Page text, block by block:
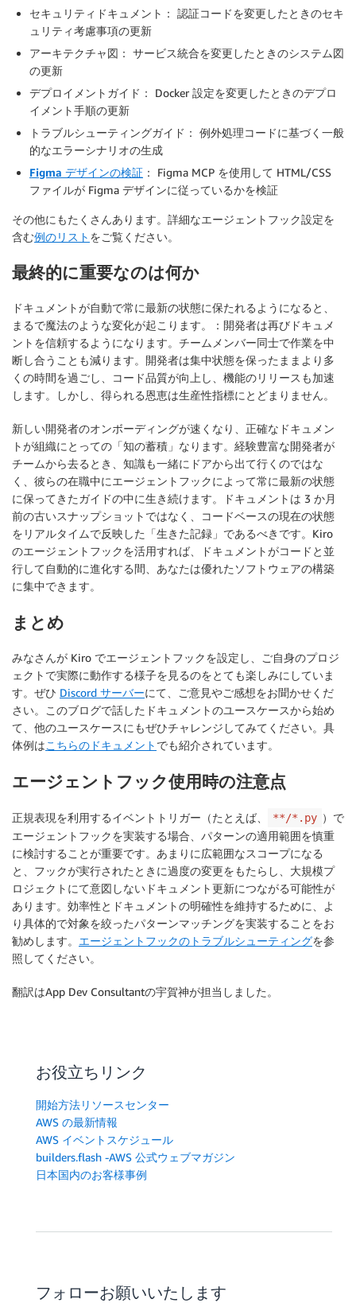
セキュリティドキュメント： 認証コードを変更したときのセキ
ュリティ考慮事項の更新
アーキテクチャ図： サービス統合を変更したときのシステム図
の更新
デプロイメントガイド：
Docker 設定を変更したときのデプロ
イメント手順の更新
トラブルシューティングガイド： 例外処理コードに基づく一般
的なエラーシナリオの生成
Figma デザインの検証 ：
Figma MCP を使用して HTML/CSS
ファイルが Figma デザインに従っているかを検証
その他にもたくさんあります。詳細なエージェントフック設定を
含む例のリスト をご覧ください。
最終的に重要なのは何か
ドキュメントが自動で常に最新の状態に保たれるようになると、
まるで魔法のような変化が起こります。：開発者は再びドキュメ
ントを信頼するようになります。チームメンバー同士で作業を中
断し合うことも減ります。開発者は集中状態を保ったままより多
くの時間を過ごし、コード品質が向上し、機能のリリースも加速
します。しかし、得られる恩恵は生産性指標にとどまりません。
新しい開発者のオンボーディングが速くなり、正確なドキュメン
トが組織にとっての「知の蓄積」なります。経験豊富な開発者が
チームから去るとき、知識も一緒にドアから出て行くのではな
く、彼らの在職中にエージェントフックによって常に最新の状態
に保ってきたガイドの中に生き続けます。ドキュメントは 3 か月
前の古いスナップショットではなく、コードベースの現在の状態
をリアルタイムで反映した「生きた記録」であるべきです。Kiro
のエージェントフックを活用すれば、ドキュメントがコードと並
行して自動的に進化する間、あなたは優れたソフトウェアの構築
に集中できます。
まとめ
みなさんが Kiro でエージェントフックを設定し、ご自身のプロジ
ェクトで実際に動作する様子を見るのをとても楽しみにしていま
す。ぜひ Discord サーバーにて、ご意見やご感想をお聞かせくだ
さい。このブログで話したドキュメントのユースケースから始め
て、他のユースケースにもぜひチャレンジしてみてください。具
体例はこちらのドキュメント でも紹介されています。
エージェントフック使用時の注意点
正規表現を利用するイベントトリガー（たとえば、 **/*.py ）で
エージェントフックを実装する場合、パターンの適用範囲を慎重
に検討することが重要です。あまりに広範囲なスコープになる
と、フックが実行されたときに過度の変更をもたらし、大規模プ
ロジェクトにて意図しないドキュメント更新につながる可能性が
あります。効率性とドキュメントの明確性を維持するために、よ
り具体的で対象を絞ったパターンマッチングを実装することをお
勧めします。 エージェントフックのトラブルシューティングを参
照してください。
翻訳はApp Dev Consultantの宇賀神が担当しました。
お役立ちリンク
開始方法リソースセンター
AWS の最新情報
AWS イベントスケジュール
builders.flash -AWS 公式ウェブマガジン
日本国内のお客様事例
フォローお願いいたします